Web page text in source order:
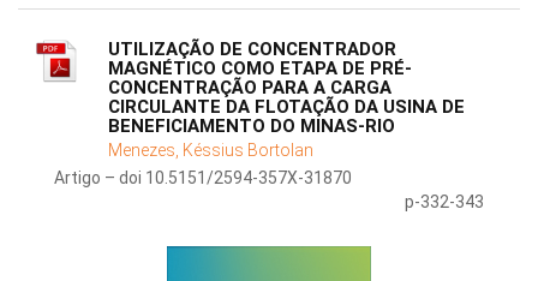
UTILIZAÇÃO DE CONCENTRADOR
MAGNÉTICO COMO ETAPA DE PRÉ-
CONCENTRAÇÃO PARA A CARGA
CIRCULANTE DA FLOTAÇÃO DA USINA DE
BENEFICIAMENTO DO MINAS-RIO
Menezes, Késsius Bortolan
Artigo – doi 10.5151/2594-357X-31870
p-332-343